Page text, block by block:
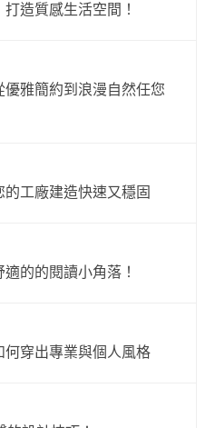
造質感生活空間！
雅簡約到浪漫自然任您
工廠建造快速又穩固
的的閱讀小角落！
穿出專業與個人風格